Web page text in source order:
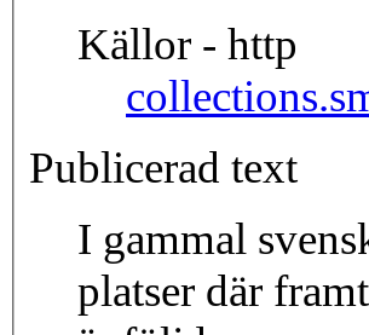
Källor - http
Publicerad text
I gammal
platser där framtiden